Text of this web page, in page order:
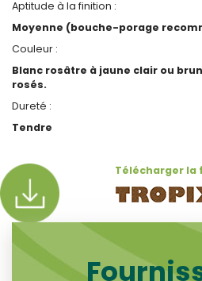
Aptitude à la finition :
Moyenne (bouche-porage
Couleur :
Blanc rosâtre à jaune clair ou
rosés.
Dureté :
Tendre
Télécharger la